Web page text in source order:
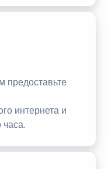
предоставьте
интернета и